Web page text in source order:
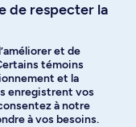
de respecter la
et de
témoins
et la
enregistrent vos
à notre
à vos besoins.